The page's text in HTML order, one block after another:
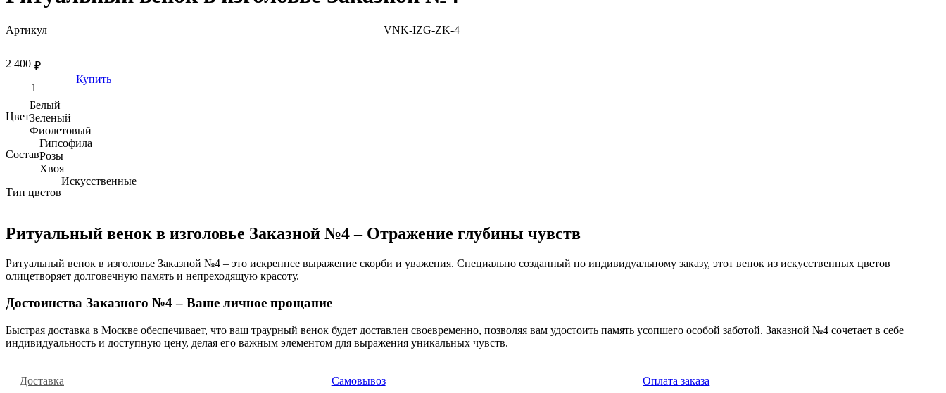
Артикул VNK-IZG-ZK-4
₽
2 400
Купить
Цвет
Белый
Зеленый
Фиолетовый
Состав
Гипсофила
Розы
Хвоя
Тип цветов
Искусственные
Ритуальный венок в изголовье Заказной №4 – Отражение глубины чувств
Ритуальный венок в изголовье Заказной №4 – это искреннее выражение скорби и уважения. Специально созданный по индивидуальному заказу, этот венок из искусственных цветов
олицетворяет долговечную память и непреходящую красоту.
Достоинства Заказного №4 – Ваше личное прощание
Быстрая доставка в Москве обеспечивает, что ваш траурный венок будет доставлен своевременно, позволяя вам удостоить память усопшего особой заботой. Заказной №4 сочетает в себе
индивидуальность и доступную цену, делая его важным элементом для выражения уникальных чувств.
Доставка Самовывоз Оплата заказа